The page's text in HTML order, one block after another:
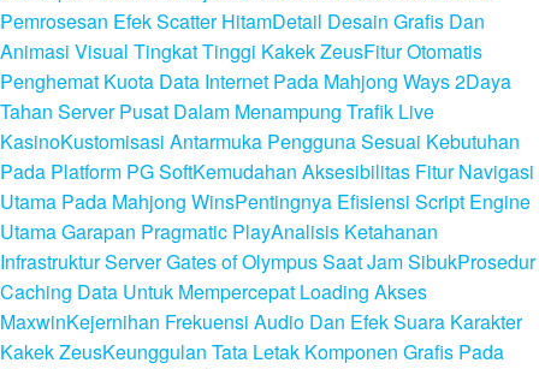
Pemrosesan Efek Scatter HitamDetail Desain Grafis Dan
Animasi Visual Tingkat Tinggi Kakek ZeusFitur Otomatis
Penghemat Kuota Data Internet Pada Mahjong Ways 2Daya
Tahan Server Pusat Dalam Menampung Trafik Live
KasinoKustomisasi Antarmuka Pengguna Sesuai Kebutuhan
Pada Platform PG SoftKemudahan Aksesibilitas Fitur Navigasi
Utama Pada Mahjong WinsPentingnya Efisiensi Script Engine
Utama Garapan Pragmatic PlayAnalisis Ketahanan
Infrastruktur Server Gates of Olympus Saat Jam SibukProsedur
Caching Data Untuk Mempercepat Loading Akses
MaxwinKejernihan Frekuensi Audio Dan Efek Suara Karakter
Kakek ZeusKeunggulan Tata Letak Komponen Grafis Pada